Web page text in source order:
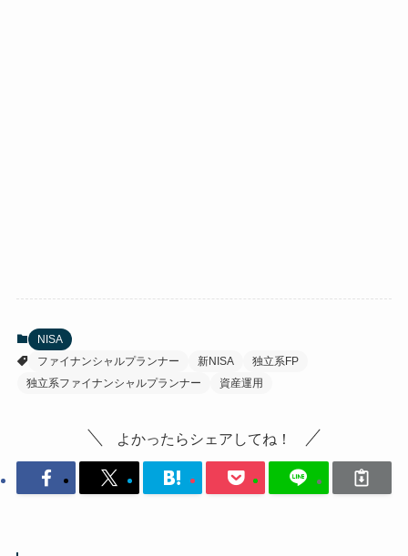
NISA
ファイナンシャルプランナー
新NISA
独立系FP
独立系ファイナンシャルプランナー
資産運用
よかったらシェアしてね！